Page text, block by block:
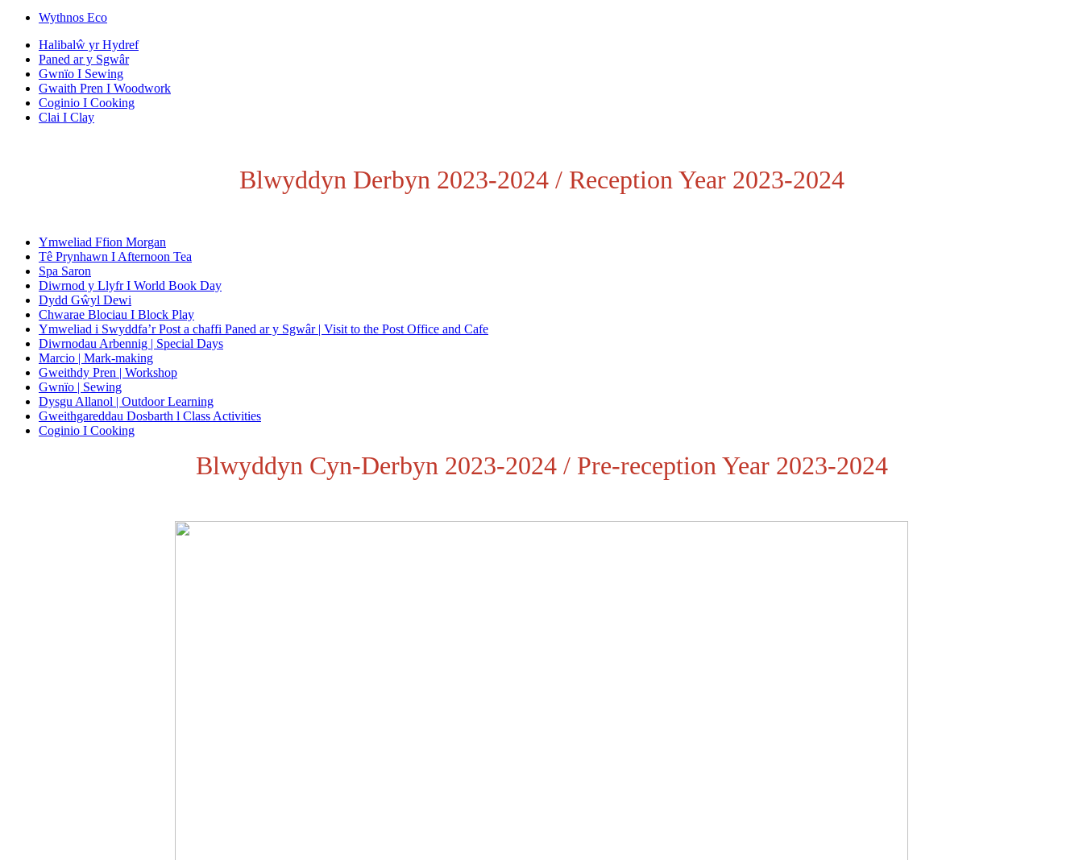
Wythnos Eco
Halibalŵ yr Hydref
Paned ar y Sgwâr
Gwnïo I Sewing
Gwaith Pren I Woodwork
Coginio I Cooking
Clai I Clay
Blwyddyn Derbyn 2023-2024 / Reception Year 2023-2024
Ymweliad Ffion Morgan
Tê Prynhawn I Afternoon Tea
Spa Saron
Diwrnod y Llyfr I World Book Day
Dydd Gŵyl Dewi
Chwarae Blociau I Block Play
Ymweliad i Swyddfa’r Post a chaffi Paned ar y Sgwâr | Visit to the Post Office and Cafe
Diwrnodau Arbennig | Special Days
Marcio | Mark-making
Gweithdy Pren | Workshop
Gwnïo | Sewing
Dysgu Allanol | Outdoor Learning
Gweithgareddau Dosbarth l Class Activities
Coginio I Cooking
Blwyddyn Cyn-Derbyn 2023-2024 / Pre-reception Year 2023-2024